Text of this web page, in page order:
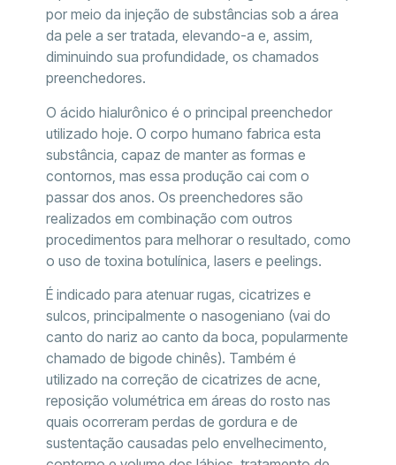
por meio da injeção de substâncias sob a área
da pele a ser tratada, elevando-a e, assim,
diminuindo sua profundidade, os chamados
preenchedores.
O ácido hialurônico é o principal preenchedor
utilizado hoje. O corpo humano fabrica esta
substância, capaz de manter as formas e
contornos, mas essa produção cai com o
passar dos anos. Os preenchedores são
realizados em combinação com outros
procedimentos para melhorar o resultado, como
o uso de toxina botulínica, lasers e peelings.
É indicado para atenuar rugas, cicatrizes e
sulcos, principalmente o nasogeniano (vai do
canto do nariz ao canto da boca, popularmente
chamado de bigode chinês). Também é
utilizado na correção de cicatrizes de acne,
reposição volumétrica em áreas do rosto nas
quais ocorreram perdas de gordura e de
sustentação causadas pelo envelhecimento,